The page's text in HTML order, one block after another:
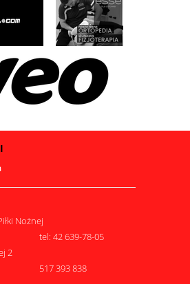
Nożnej
tel: 42 639-78-05
2
517 393 838